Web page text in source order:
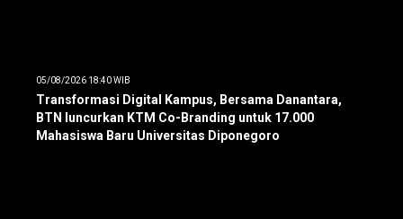
05/08/2026 18:40 WIB
Transformasi Digital Kampus, Bersama Danantara,
BTN luncurkan KTM Co-Branding untuk 17.000
Mahasiswa Baru Universitas Diponegoro